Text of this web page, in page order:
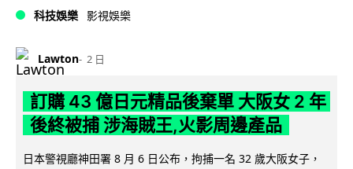
科技娛樂 影視娛樂
Lawton 2 日
訂購 43 億日元精品後棄單 大阪女 2 年
後終被捕 涉海賊王,火影周邊產品
日本警視廳神田署 8 月 6 日公布，拘捕一名 32 歲大阪女子，